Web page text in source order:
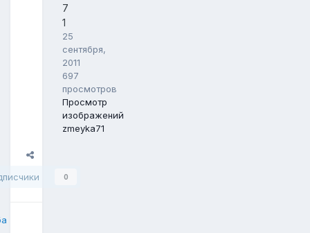
7
1
25
сентября,
2011
697
просмотров
Просмотр
изображений
zmeyka71
0